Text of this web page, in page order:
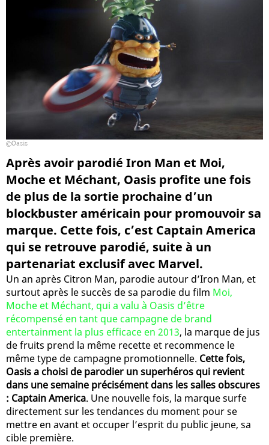
Oasis
Après avoir parodié Iron Man et Moi,
Moche et Méchant, Oasis profite une fois
de plus de la sortie prochaine d’un
blockbuster américain pour promouvoir sa
marque. Cette fois, c’est Captain America
qui se retrouve parodié, suite à un
partenariat exclusif avec Marvel.
Un an après Citron Man, parodie autour d’Iron Man, et
surtout après le succès de sa parodie du film Moi,
Moche et Méchant, qui a valu à Oasis d’être
récompensé en tant que campagne de brand
entertainment la plus efficace en 2013, la marque de jus
de fruits prend la même recette et recommence le
même type de campagne promotionnelle. Cette fois,
Oasis a choisi de parodier un superhéros qui revient
dans une semaine précisément dans les salles obscures
: Captain America. Une nouvelle fois, la marque surfe
directement sur les tendances du moment pour se
mettre en avant et occuper l’esprit du public jeune, sa
cible première.